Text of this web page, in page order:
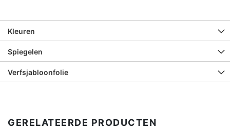
Kleuren
Spiegelen
Verfsjabloonfolie
GERELATEERDE PRODUCTEN